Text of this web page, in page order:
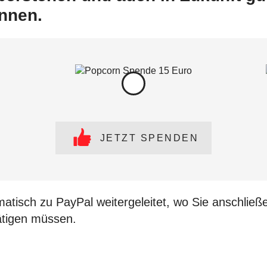
JETZT SPENDEN
zu PayPal weitergeleitet, wo Sie
müssen.